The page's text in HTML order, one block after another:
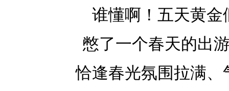
谁懂啊！五天黄金
憋了一个春天的出
恰逢春光氛围拉满、